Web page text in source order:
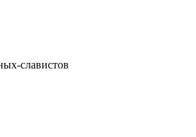
славистов